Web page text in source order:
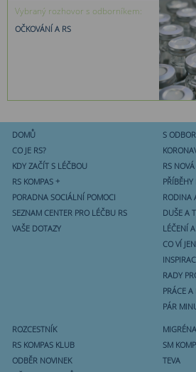
Vybraný rozhovor s odborníkem:
OČKOVÁNÍ A RS
DOMŮ
CO JE RS?
KDY ZAČÍT S LÉČBOU
RS KOMPAS +
PORADNA SOCIÁLNÍ POMOCI
SEZNAM CENTER PRO LÉČBU RS
VAŠE DOTAZY
S
RS
RODINA
DUŠE A
LÉČENÍ
CO VÍ
RADY
PRÁCE A
PÁR
ROZCESTNÍK
RS KOMPAS KLUB
ODBĚR NOVINEK
SM
TEVA